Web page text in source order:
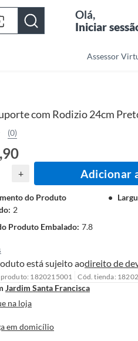
Olá,
Iniciar
Assessor
com Rodizio 24cm
(0)
+ Adicionar
do Produto
: 2
Produto Embalado: 7.8
está sujeito aodireito de
1820215001 Cód. tienda:
Jardim Santa Francisca
na loja
em domicílio